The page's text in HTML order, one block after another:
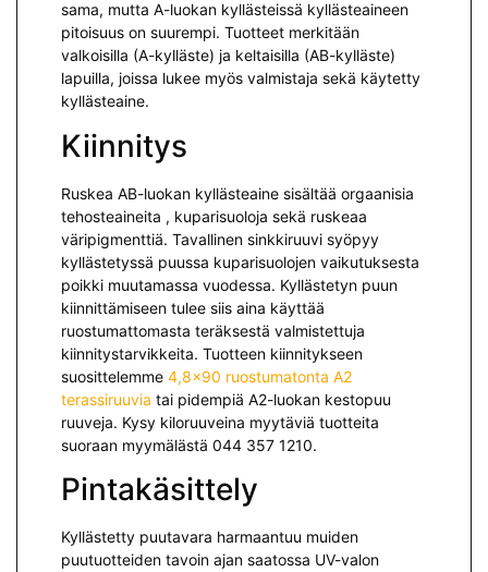
sama, mutta A-luokan kyllästeissä kyllästeaineen
pitoisuus on suurempi. Tuotteet merkitään
valkoisilla (A-kylläste) ja keltaisilla (AB-kylläste)
lapuilla, joissa lukee myös valmistaja sekä käytetty
kyllästeaine.
Kiinnitys
Ruskea AB-luokan kyllästeaine sisältää orgaanisia
tehosteaineita , kuparisuoloja sekä ruskeaa
väripigmenttiä. Tavallinen sinkkiruuvi syöpyy
kyllästetyssä puussa kuparisuolojen vaikutuksesta
poikki muutamassa vuodessa. Kyllästetyn puun
kiinnittämiseen tulee siis aina käyttää
ruostumattomasta teräksestä valmistettuja
kiinnitystarvikkeita. Tuotteen kiinnitykseen
suosittelemme 4,8×90 ruostumatonta A2
terassiruuvia tai pidempiä A2-luokan kestopuu
ruuveja. Kysy kiloruuveina myytäviä tuotteita
suoraan myymälästä 044 357 1210.
Pintakäsittely
Kyllästetty puutavara harmaantuu muiden
puutuotteiden tavoin ajan saatossa UV-valon